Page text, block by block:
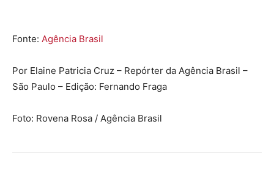
Fonte: Agência Brasil
Por Elaine Patricia Cruz – Repórter da Agência Brasil –
São Paulo – Edição: Fernando Fraga
Foto: Rovena Rosa / Agência Brasil